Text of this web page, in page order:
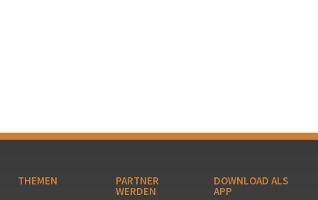
THEMEN PARTNER
WERDEN
DOWNLOAD ALS
APP